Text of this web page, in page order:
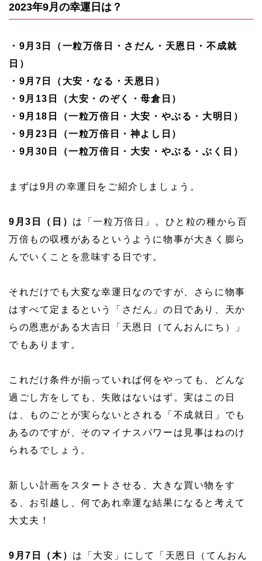
2023年9月の幸運日は？
・9月3日（一粒万倍日・さだん・天恩日・不成就
日）
・9月7日（大安・なる・天恩日）
・9月13日（大安・のぞく・母倉日）
・9月18日（一粒万倍日・大安・やぶる・大明日）
・9月23日（一粒万倍日・神よし日）
・9月30日（一粒万倍日・大安・やぶる・ぶく日）
まずは9月の幸運日をご紹介しましょう。
9月3日（日） は「一粒万倍日」。ひと粒の種から百
万倍もの収穫があるというように物事が大きく膨ら
んでいくことを意味する日です。
それだけでも大変な幸運日なのですが、さらに物事
はすべて定まるという「さだん」の日であり、天か
らの恩恵がある大吉日「天恩日（てんおんにち）」
でもあります。
これだけ条件が揃っていれば何をやっても、どんな
過ごし方をしても、失敗はないはず。実はこの日
は、ものごとが実らないとされる「不成就日」でも
あるのですが、そのマイナスパワーは見事はねのけ
られるでしょう。
新しい計画をスタートさせる、大きな買い物をす
る、お引越し、何であれ幸運な結果になると考えて
大丈夫！
9月7日（木） は「大安」にして「天恩日（てんおん